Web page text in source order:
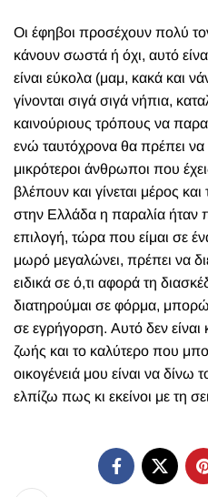
Οι έφηβοι προσέχουν πολύ
κάνουν σωστά ή όχι, αυτό
είναι εύκολα (μαμ, κακά και
γίνονται σιγά σιγά νήπια,
καινούριους τρόπους να
ενώ ταυτόχρονα θα πρέπει να
μικρότεροι άνθρωποι που
βλέπουν και γίνεται μέρος
στην Ελλάδα η παραλία ήταν
επιλογή, τώρα που είμαι σε
μωρό μεγαλώνει, πρέπει να
ειδικά σε ό,τι αφορά τη
διατηρούμαι σε φόρμα,
σε εγρήγορση. Αυτό δεν είναι
ζωής και το καλύτερο που
οικογένειά μου είναι να
ελπίζω πως κι εκείνοι με τη